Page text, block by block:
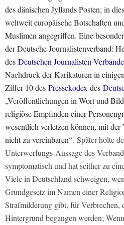
des dänischen Jyllands Posten; in
weltweit europäische Botschaften
Muslimen angegriffen. Eine
der Deutsche Journalistenverband:
des Deutschen Journalisten-
Nachdruck der Karikaturen in
Ziffer 10 des Pressekodex des
„Veröffentlichungen in Wort und
religiöse Empfinden einer
wesentlich verletzen können, mit der
nicht zu vereinbaren“. Später holte
Unterwerfungs-Aussage des
symptomatisch und hat seither zu
Viele in Deutschland schweigen,
Grundgesetz im Namen einer
Strafmilderung gibt, für Verbrechen,
Hintergrund begangen werden;